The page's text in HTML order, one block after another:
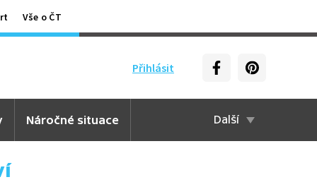
Vše o ČT
Přihlásit
Náročné situace Další